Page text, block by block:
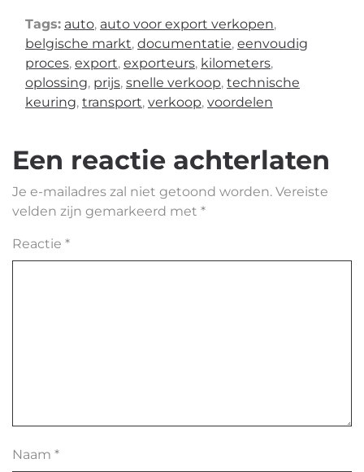
Tags: auto, auto voor export verkopen,
belgische markt, documentatie, eenvoudig
proces, export, exporteurs, kilometers,
oplossing, prijs, snelle verkoop, technische
keuring, transport, verkoop, voordelen
Een reactie achterlaten
Je e-mailadres zal niet getoond worden. Vereiste
velden zijn gemarkeerd met *
Reactie *
Naam *